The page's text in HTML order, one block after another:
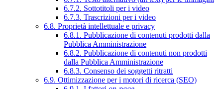
6.7.2. Sottotitoli per i video
6.7.3. Trascrizioni per i video
6.8. Proprietà intellettuale e privacy
6.8.1. Pubblicazione di contenuti prodotti dalla
Pubblica Amministrazione
6.8.2. Pubblicazione di contenuti non prodotti
dalla Pubblica Amministrazione
6.8.3. Consenso dei soggetti ritratti
6.9. Ottimizzazione per i motori di ricerca (SEO)